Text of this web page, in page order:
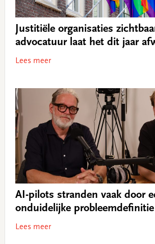
Justitiële organisaties
advocatuur laat het dit jaar
Lees meer
AI-pilots stranden vaak door
onduidelijke probleemdefinitie
Lees meer